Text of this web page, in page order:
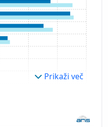
Prikaži več